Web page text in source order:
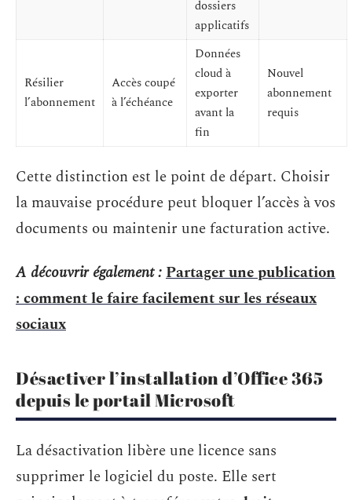
dossiers
applicatifs
Résilier
l’abonnement
Accès coupé
à l’échéance
Données
cloud à
exporter
avant la
fin
Nouvel
abonnement
requis
Cette distinction est le point de départ. Choisir
la mauvaise procédure peut bloquer l’accès à vos
documents ou maintenir une facturation active.
A découvrir également :Partager une publication
: comment le faire facilement sur les réseaux
sociaux
Désactiver l’installation d’Office 365
depuis le portail Microsoft
La désactivation libère une licence sans
supprimer le logiciel du poste. Elle sert